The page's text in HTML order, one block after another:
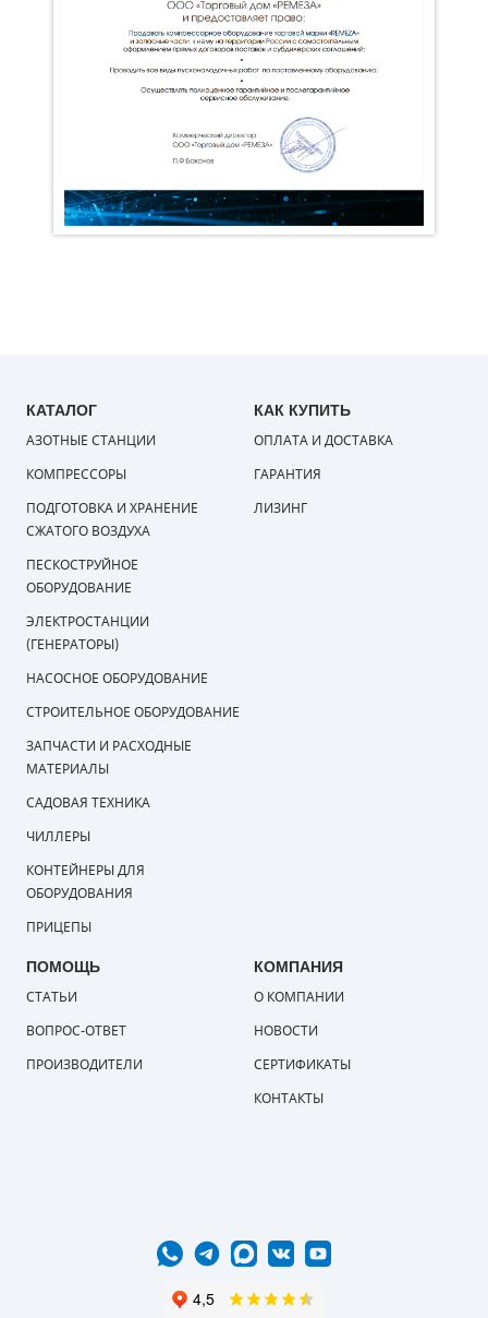
КАТАЛОГ
АЗОТНЫЕ СТАНЦИИ
КОМПРЕССОРЫ
ПОДГОТОВКА И ХРАНЕНИЕ
СЖАТОГО ВОЗДУХА
ПЕСКОСТРУЙНОЕ
ОБОРУДОВАНИЕ
ЭЛЕКТРОСТАНЦИИ
(ГЕНЕРАТОРЫ)
НАСОСНОЕ ОБОРУДОВАНИЕ
СТРОИТЕЛЬНОЕ ОБОРУДОВАНИЕ
ЗАПЧАСТИ И РАСХОДНЫЕ
МАТЕРИАЛЫ
САДОВАЯ ТЕХНИКА
ЧИЛЛЕРЫ
КОНТЕЙНЕРЫ ДЛЯ
ОБОРУДОВАНИЯ
ПРИЦЕПЫ
КАК КУПИТЬ
ОПЛАТА И ДОСТАВКА
ГАРАНТИЯ
ЛИЗИНГ
ПОМОЩЬ
СТАТЬИ
ВОПРОС-ОТВЕТ
ПРОИЗВОДИТЕЛИ
КОМПАНИЯ
О КОМПАНИИ
НОВОСТИ
СЕРТИФИКАТЫ
КОНТАКТЫ